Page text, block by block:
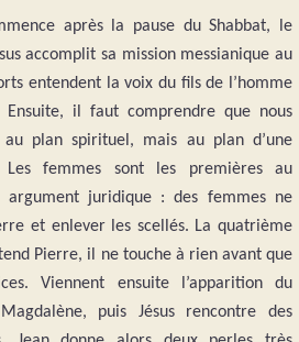
après la pause du Shabbat, le
accomplit sa mission messianique au
entendent la voix du fils de l’homme
il faut comprendre que nous
au plan spirituel, mais au plan d’une
femmes sont les premières au
juridique : des femmes ne
et enlever les scellés. La quatrième
Pierre, il ne touche à rien avant que
Viennent ensuite l’apparition du
puis Jésus rencontre des